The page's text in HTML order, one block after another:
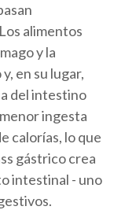
alimentos
y la
en su lugar,
del intestino
ingesta
calorías, lo que
gástrico crea
intestinal - uno